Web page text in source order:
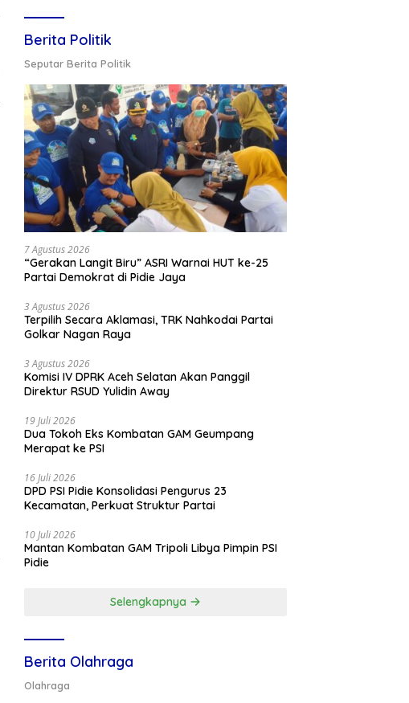
Berita Politik
Seputar Berita Politik
7 Agustus 2026
“Gerakan Langit Biru” ASRI Warnai HUT ke-25
Partai Demokrat di Pidie Jaya
3 Agustus 2026
Terpilih Secara Aklamasi, TRK Nahkodai Partai
Golkar Nagan Raya
3 Agustus 2026
Komisi IV DPRK Aceh Selatan Akan Panggil
Direktur RSUD Yulidin Away
19 Juli 2026
Dua Tokoh Eks Kombatan GAM Geumpang
Merapat ke PSI
16 Juli 2026
DPD PSI Pidie Konsolidasi Pengurus 23
Kecamatan, Perkuat Struktur Partai
10 Juli 2026
Mantan Kombatan GAM Tripoli Libya Pimpin PSI
Pidie
Selengkapnya
Berita Olahraga
Olahraga